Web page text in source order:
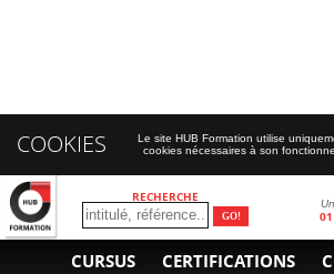
RECHERCHE
CURSUS CERTIFICATIONS
COOKIES
Le site HUB Formation utilise
cookies nécessaires à son